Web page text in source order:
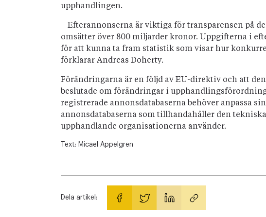
upphandlingen.
– Efterannonserna är viktiga för transparensen på
omsätter över 800 miljarder kronor. Uppgifterna i
för att kunna ta fram statistik som visar hur
förklarar Andreas Doherty.
Förändringarna är en följd av EU-direktiv och att
beslutade om förändringar i
registrerade annonsdatabaserna behöver anpassa
annonsdatabaserna som tillhandahåller den
upphandlande organisationerna använder.
Text: Micael Appelgren
Dela artikel: